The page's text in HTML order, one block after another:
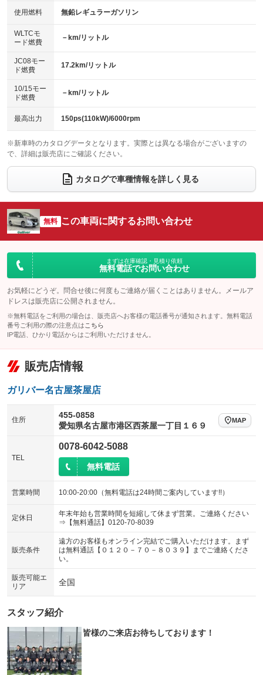
100V電源
：装備なし
センターデフロック
：装備なし
電動格納ミラー
：装備あり
バックカメラ
：装備あり
エアロ
：装備なし
：装備なし
パワーシート
ベンチシート
：装備なし
チップアップシート
：装備なし
：装備なし ：装備なし
ウォークスルー
：装備あり
電動リアゲート フロントカメラ
：装備あり
：装備なし ：装備あり
サイドカメラ
：装備あり ルーフレール
：装備なし
：装備なし
：装備なし
使用燃料 無鉛レギュラーガソリン
WLTCモ
ード燃費
－km/リットル
JC08モー
ド燃費
17.2km/リットル
10/15モー
ド燃費
－km/リットル
最高出力 150ps(110kW)/6000rpm
※新車時のカタログデータとなります。実際とは異なる場合がございますの
で、詳細は販売店にご確認ください。
カタログで車種情報を詳しく見る
無料 この車両に関するお問い合わせ
まずは在庫確認・見積り依頼
無料電話でお問い合わせ
お気軽にどうぞ。問合せ後に何度もご連絡が届くことはありません。メールア
ドレスは販売店に公開されません。
※無料電話をご利用の場合は、販売店へお客様の電話番号が通知されます。無料電話
番号ご利用の際の注意点は こちら
IP電話、ひかり電話からはご利用いただけません。
販売店情報
ガリバー名古屋茶屋店
住所
455-0858
愛知県名古屋市港区西茶屋一丁目１６９
MAP
TEL
0078-6042-5088
無料電話
営業時間 10:00-20:00（無料電話は24時間ご案内しています!!）
定休日
年末年始も営業時間を短縮して休まず営業。ご連絡ください
⇒【無料通話】0120-70-8039
販売条件
遠方のお客様もオンライン完結でご購入いただけます。まず
は無料通話【０１２０－７０－８０３９】までご連絡くださ
い。
販売可能エ
リア
全国
スタッフ紹介
皆様のご来店お待ちしております！